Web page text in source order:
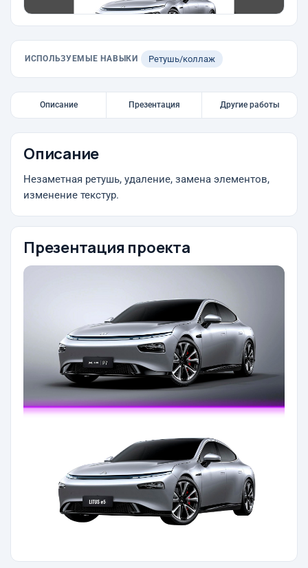
ИСПОЛЬЗУЕМЫЕ НАВЫКИ Ретушь/коллаж
Описание Презентация Другие работы
Описание
Незаметная ретушь, удаление, замена элементов,
изменение текстур.
Презентация проекта